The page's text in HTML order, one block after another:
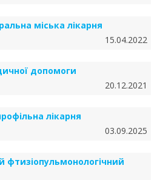
міська лікарня
15.04.2022
допомоги
20.12.2021
лікарня
03.09.2025
фтизіопульмонологічний